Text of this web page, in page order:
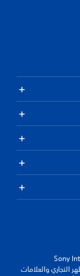
التجاري والعلامات